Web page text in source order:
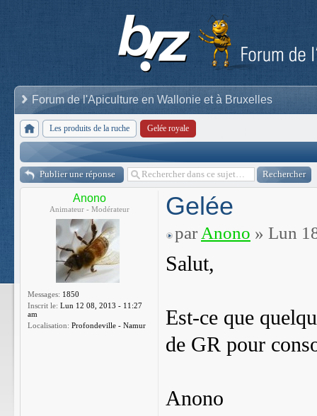
Forum de l'Apiculture en Wallonie et à Bruxelles
Les produits de la ruche Gelée royale
Publier une réponse
Anono
Animateur - Modérateur
Messages: 1850
Inscrit le: Lun 12 08, 2013 - 11:27
am
Localisation: Profondeville - Namur
Gelée
par Anono » Lun
Salut,
Est-ce que
de GR pour
Anono